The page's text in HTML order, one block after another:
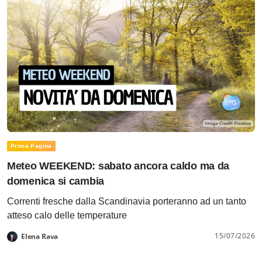
Prima Pagina
Meteo WEEKEND: sabato ancora caldo ma da
domenica si cambia
Correnti fresche dalla Scandinavia porteranno ad un tanto
atteso calo delle temperature
Elena Rava 15/07/2026